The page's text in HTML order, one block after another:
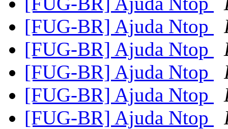
[FUG-BR] Ajuda Ntop
[FUG-BR] Ajuda Ntop
[FUG-BR] Ajuda Ntop
[FUG-BR] Ajuda Ntop
[FUG-BR] Ajuda Ntop